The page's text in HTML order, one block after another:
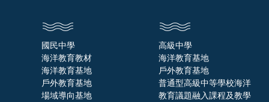
國民中學
海洋教育教材
海洋教育基地
戶外教育基地
場域導向基地
高級中學
海洋教育基地
戶外教育基地
普通型高級中等學校海洋
教育議題融入課程及教學